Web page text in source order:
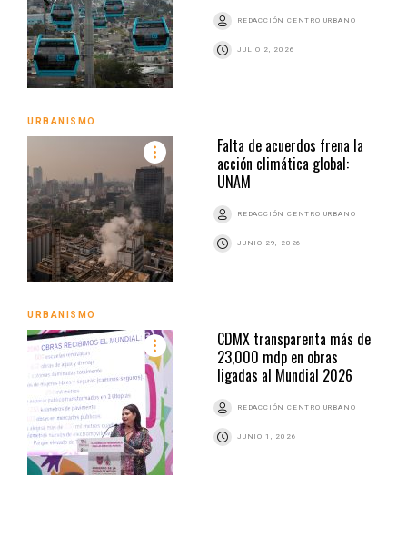
REDACCIÓN CENTRO URBANO
JULIO 2, 2026
URBANISMO
Falta de acuerdos frena la
acción climática global:
UNAM
REDACCIÓN CENTRO URBANO
JUNIO 29, 2026
URBANISMO
CDMX transparenta más de
23,000 mdp en obras
ligadas al Mundial 2026
REDACCIÓN CENTRO URBANO
JUNIO 1, 2026